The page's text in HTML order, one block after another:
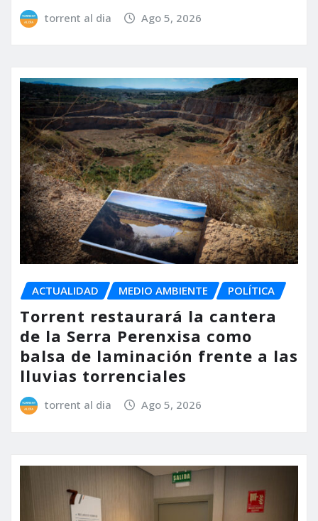
torrent al dia Ago 5, 2026
ACTUALIDAD MEDIO AMBIENTE POLÍTICA
Torrent restaurará la cantera
de la Serra Perenxisa como
balsa de laminación frente a las
lluvias torrenciales
torrent al dia Ago 5, 2026